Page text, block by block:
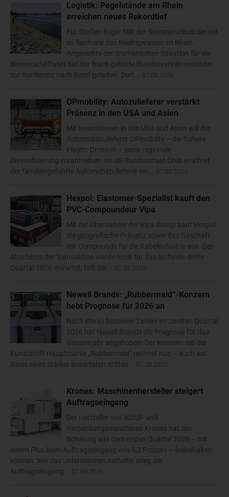
Logistik: Pegelstände am Rhein
erreichen neues Rekordtief
Für Steffen Bilger fällt der Sommerurlaub derzeit
so flach wie das Niedrigwasser im Rhein.
Angesichts der dramatischen Situation für die
Binnenschifffahrt hat der frisch gekürte Bundesverkehrsminister
zur Konferenz nach Bonn geladen. Dort...
OPmobility: Autozulieferer verstärkt
Präsenz in den USA und Asien
Mit Investitionen in den USA und Asien will der
Automobilzulieferer OPmobility – die frühere
Plastic Omnium – seine regionale
Diversifizierung vorantreiben. Im US-Bundesstaat Ohio errichtet
der familiengeführte Automobilzulieferer ein...
Hexpol: Elastomer-Spezialist kauft den
PVC-Compoundeur Vipa
Mit der Übernahme der Vipa Group baut Hexpol
die geografische Präsenz sowie das Geschäft
mit Compounds für die Kabelindustrie aus. Der
Abschluss der Transaktion werde noch für das laufende dritte
Quartal 2026 erwartet, teilt der...
Newell Brands: „Rubbermaid“-Konzern
hebt Prognose für 2026 an
Nach etwas besseren Zahlen im zweiten Quartal
2026 hat Newell Brands die Prognose für das
Gesamtjahr angehoben. Der Konzern mit der
Kunststoff-Hauptmarke „Rubbermaid“ rechnet nun – auch auf
Basis eines stärker erwarteten dritten...
Krones: Maschinenhersteller steigert
Auftragseingang
Der Hersteller von Abfüll- und
Verpackungsmaschinen Krones hat den
Schwung aus dem ersten Quartal 2026 – mit
einem Plus beim Auftragseingang von 5,3 Prozent – beibehalten
können: Wie das Unternehmen mitteilte, stieg der
Auftragseingang...